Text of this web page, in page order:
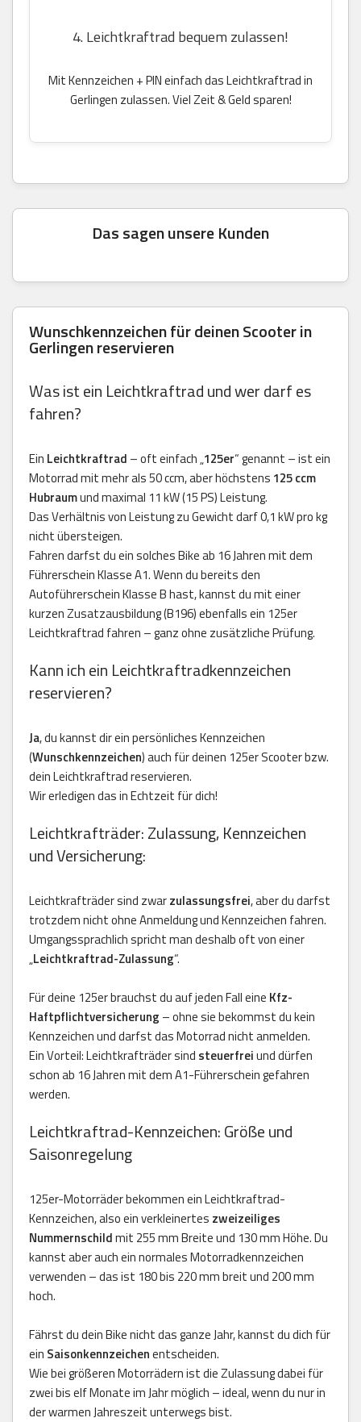
4. Leichtkraftrad bequem zulassen!
Mit Kennzeichen + PIN einfach das Leichtkraftrad in
Gerlingen zulassen. Viel Zeit & Geld sparen!
Das sagen unsere Kunden
Wunschkennzeichen für deinen Scooter in
Gerlingen reservieren
Was ist ein Leichtkraftrad und wer darf es
fahren?
Ein Leichtkraftrad – oft einfach „125er“ genannt – ist ein
Motorrad mit mehr als 50 ccm, aber höchstens 125 ccm
Hubraumund maximal 11 kW (15 PS) Leistung.
Das Verhältnis von Leistung zu Gewicht darf 0,1 kW pro kg
nicht übersteigen.
Fahren darfst du ein solches Bike ab 16 Jahren mit dem
Führerschein Klasse A1. Wenn du bereits den
Autoführerschein Klasse B hast, kannst du mit einer
kurzen Zusatzausbildung (B196) ebenfalls ein 125er
Leichtkraftrad fahren – ganz ohne zusätzliche Prüfung.
Kann ich ein Leichtkraftradkennzeichen
reservieren?
Ja, du kannst dir ein persönliches Kennzeichen
(Wunschkennzeichen) auch für deinen 125er Scooter bzw.
dein Leichtkraftrad reservieren.
Wir erledigen das in Echtzeit für dich!
Leichtkrafträder: Zulassung, Kennzeichen
und Versicherung:
Leichtkrafträder sind zwarzulassungsfrei, aber du darfst
trotzdem nicht ohne Anmeldung und Kennzeichen fahren.
Umgangssprachlich spricht man deshalb oft von einer
„Leichtkraftrad-Zulassung“.
Für deine 125er brauchst du auf jeden Fall eine Kfz-
Haftpflichtversicherung – ohne sie bekommst du kein
Kennzeichen und darfst das Motorrad nicht anmelden.
Ein Vorteil: Leichtkrafträder sind steuerfreiund dürfen
schon ab 16 Jahren mit dem A1-Führerschein gefahren
werden.
Leichtkraftrad-Kennzeichen: Größe und
Saisonregelung
125er-Motorräder bekommen ein Leichtkraftrad-
Kennzeichen, also ein verkleinertes zweizeiliges
Nummernschildmit 255 mm Breite und 130 mm Höhe. Du
kannst aber auch ein normales Motorradkennzeichen
verwenden – das ist 180 bis 220 mm breit und 200 mm
hoch.
Fährst du dein Bike nicht das ganze Jahr, kannst du dich für
ein Saisonkennzeichenentscheiden.
Wie bei größeren Motorrädern ist die Zulassung dabei für
zwei bis elf Monate im Jahr möglich – ideal, wenn du nur in
der warmen Jahreszeit unterwegs bist.